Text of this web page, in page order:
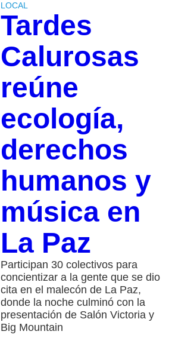
LOCAL
Tardes
Calurosas
reúne
ecología,
derechos
humanos y
música en
La Paz
Participan 30 colectivos para
concientizar a la gente que se dio
cita en el malecón de La Paz,
donde la noche culminó con la
presentación de Salón Victoria y
Big Mountain